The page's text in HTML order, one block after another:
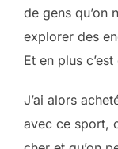
de gens qu’on
explorer des
Et en plus
J’ai alors
avec ce sport,